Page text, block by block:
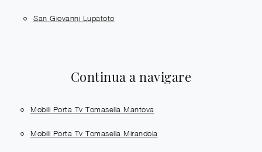
San Giovanni Lupatoto
Continua a navigare
Mobili Porta Tv Tomasella Mantova
Mobili Porta Tv Tomasella Mirandola